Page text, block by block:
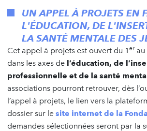
UN APPEL À PROJETS EN
L'ÉDUCATION, DE
LA SANTÉ MENTALE DES
Cet appel à projets est ouvert du 1 erau
dans les axes de l’éducation, de
professionnelle et de la santé
associations pourront retrouver, dès
l’appel à projets, le lien vers la
dossier sur le site internet de la
demandes sélectionnées seront par la